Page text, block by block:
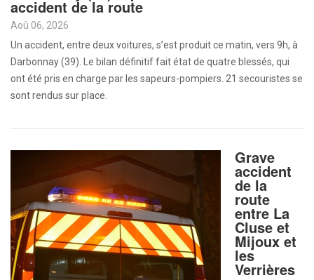
accident de la route
Aoû 06, 2026
Un accident, entre deux voitures, s’est produit ce matin, vers 9h, à
Darbonnay (39). Le bilan définitif fait état de quatre blessés, qui
ont été pris en charge par les sapeurs-pompiers. 21 secouristes se
sont rendus sur place.
Grave
accident
de la
route
entre La
Cluse et
Mijoux et
les
Verrières